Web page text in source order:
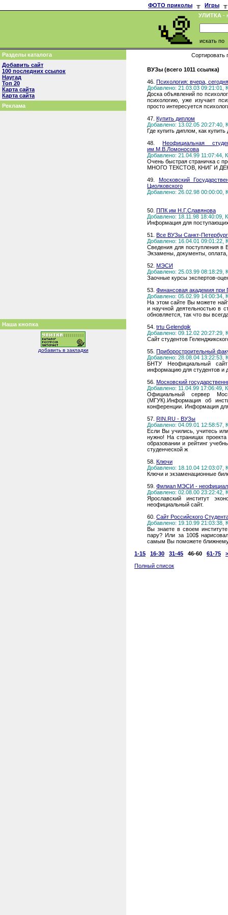
ФОТО приколы ╥ Игры
╥
УЛИТКА -
искать по
Разделы каталога
Добавить сайт
100 последних ссылок
Наугад
Топ 20
Карта сайта
Карта сайта
Реклама
Наша кнопка
добавить в закладки
Сортировать
ВУЗы (всего 1011 ссылка)
46. Психология: вчера,
Добавлено: 21.03.03 09:21:01,
Доска объявлений по
психологию, уже изучает
просто интересуется
47. Купить диплом
Добавлено: 13.02.05 20:27:40,
Где купить диплом, как
48.Неофициальная
им.М.В.Ломоносова
Добавлено: 21.04.99 11:07:44,
Очень быстрая страничка с
МНОГО ТЕКСТОВ, КНИГ И
49. Московский
Циолковского
Добавлено: 26.02.98 00:00:00,
50. ППК им Н.Г.Славянова
Добавлено: 18.11.98 18:40:09,
Информация для
51. Все ВУЗы Санкт-
Добавлено: 16.04.01 09:01:22,
Сведения для поступления в
Экзамены, документы,
52. МЭСИ
Добавлено: 25.03.99 08:18:29,
Заочные курсы экспертов-
53. Финансовая академия при
Добавлено: 05.02.99 14:00:34,
На этом сайте Вы можете
и научной деятельностью в
обновляется, так что вы
54. trtu Gelendgik
Добавлено: 09.12.02 20:27:29,
Сайт студентов
55. Приборостроительный
Добавлено: 28.08.04 13:22:53,
БНТУ Неофициальный сайт
информацию для студентов и
56. Московский
Добавлено: 11.04.99 17:06:49,
Официальный сервер
(МГУК).Информация об
конференции. Информация
57. RIN.RU - ВУЗы
Добавлено: 04.09.01 12:58:57,
Если Вы учились, учитесь
нужно! На страницах
образовании и рейтинг
студенческой ж
58. Ключи
Добавлено: 18.10.04 12:03:07,
Ключи и экзаменационные
59. Филиал МЭСИ -
Добавлено: 02.08.00 23:22:42,
Ярославский институт
неофициальный сайт.
60. Сайт Российского
Добавлено: 19.10.99 21:03:38,
Вы знаете в своем
пару? Или за 100$
самым Вы поможете
1-15
16-30 31-45 46-60 61-75
Полный список